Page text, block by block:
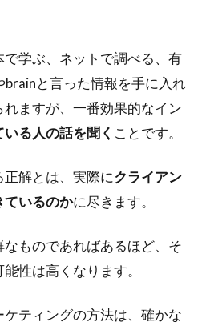
学ぶ、ネットで調べる、有
と言った情報を手に入れ
ますが、一番効果的なイン
いる人の話を聞く ことです。
解とは、実際にクライアン
ているのかに尽きます。
ものであればあるほど、そ
性は高くなります。
ティングの方法は、確かな